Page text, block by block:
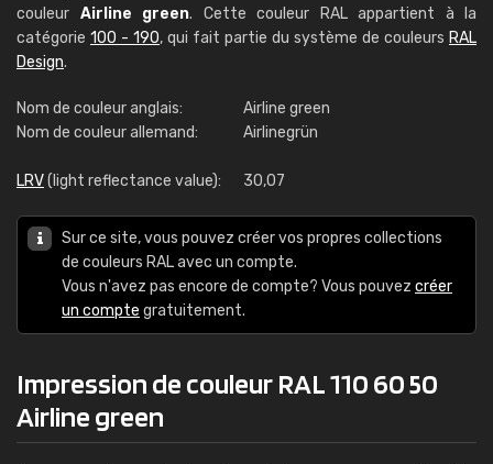
couleur Airline green. Cette couleur RAL appartient à la
catégorie 100 - 190, qui fait partie du système de couleurs RAL
Design.
Nom de couleur anglais:
Airline green
Nom de couleur allemand:
Airlinegrün
LRV(light reflectance value): 30,07
Sur ce site, vous pouvez créer vos propres collections
de couleurs RAL avec un compte.
Vous n'avez pas encore de compte? Vous pouvez créer
un compte gratuitement.
Impression de couleur RAL 110 60 50
Airline green